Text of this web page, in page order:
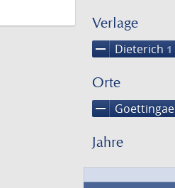
Verlage
remove Dieterich 1
Orte
remove Goettingae
Jahre